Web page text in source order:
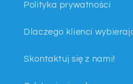
Polityka prywatności
Dlaczego klienci
Skontaktuj się z nami!